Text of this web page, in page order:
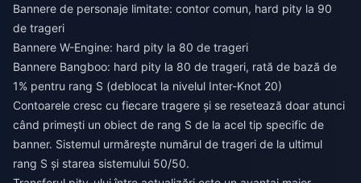
Bannere de personaje limitate: contor comun, hard pity la 90
de trageri
Bannere W-Engine: hard pity la 80 de trageri
Bannere Bangboo: hard pity la 80 de trageri, rată de bază de
1% pentru rang S (deblocat la nivelul Inter-Knot 20)
Contoarele cresc cu fiecare tragere și se resetează doar atunci
când primești un obiect de rang S de la acel tip specific de
banner. Sistemul urmărește numărul de trageri de la ultimul
rang S și starea sistemului 50/50.